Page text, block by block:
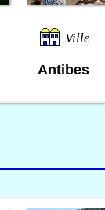
Ville
Antibes